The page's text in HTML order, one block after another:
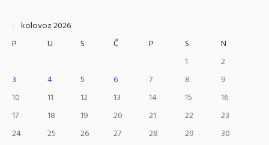
kolovoz 2026
P
U S Č P S
N
1
2
3
4 5 6 7 8
9
10
11 12 13 14 15
16
17
18 19 20 21 22
23
24
25 26 27 28 29
30